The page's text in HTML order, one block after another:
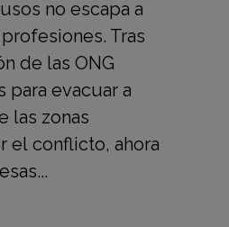
no escapa a
Tras
de las ONG
para evacuar a
las zonas
el conflicto, ahora